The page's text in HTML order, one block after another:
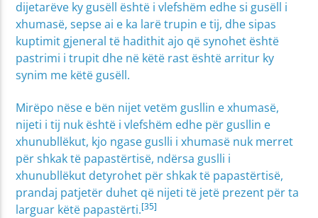
dijetarëve ky gusëll është i vlefshëm edhe si gusëll i
xhumasë, sepse ai e ka larë trupin e tij, dhe sipas
kuptimit gjeneral të hadithit ajo që synohet është
pastrimi i trupit dhe në këtë rast është arritur ky
synim me këtë gusëll.
Mirëpo nëse e bën nijet vetëm gusllin e xhumasë,
nijeti i tij nuk është i vlefshëm edhe për gusllin e
xhunubllëkut, kjo ngase guslli i xhumasë nuk merret
për shkak të papastërtisë, ndërsa guslli i
xhunubllëkut detyrohet për shkak të papastërtisë,
prandaj patjetër duhet që nijeti të jetë prezent për ta
larguar këtë papastërti.[35]